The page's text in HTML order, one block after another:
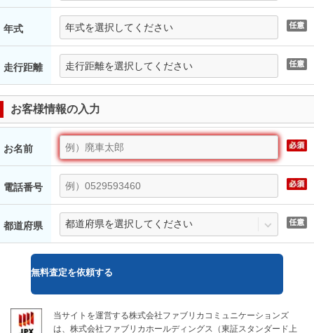
年式
走行距離
お客様情報の入力
お名前
電話番号
都道府県
無料査定を依頼する
当サイトを運営する株式会社ファブリカコミュニケーションズ
は、株式会社ファブリカホールディングス（東証スタンダード上